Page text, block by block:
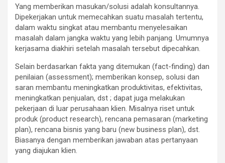
Yang memberikan masukan/solusi adalah konsultannya.
Dipekerjakan untuk memecahkan suatu masalah tertentu,
dalam waktu singkat atau membantu menyelesaikan
masalah dalam jangka waktu yang lebih panjang. Umumnya
kerjasama diakhiri setelah masalah tersebut dipecahkan.
Selain berdasarkan fakta yang ditemukan (fact-finding) dan
penilaian (assessment); memberikan konsep, solusi dan
saran membantu meningkatkan produktivitas, efektivitas,
meningkatkan penjualan, dst ; dapat juga melakukan
pekerjaan di luar perusahaan klien. Misalnya riset untuk
produk (product research), rencana pemasaran (marketing
plan), rencana bisnis yang baru (new business plan), dst.
Biasanya dengan memberikan jawaban atas pertanyaan
yang diajukan klien.